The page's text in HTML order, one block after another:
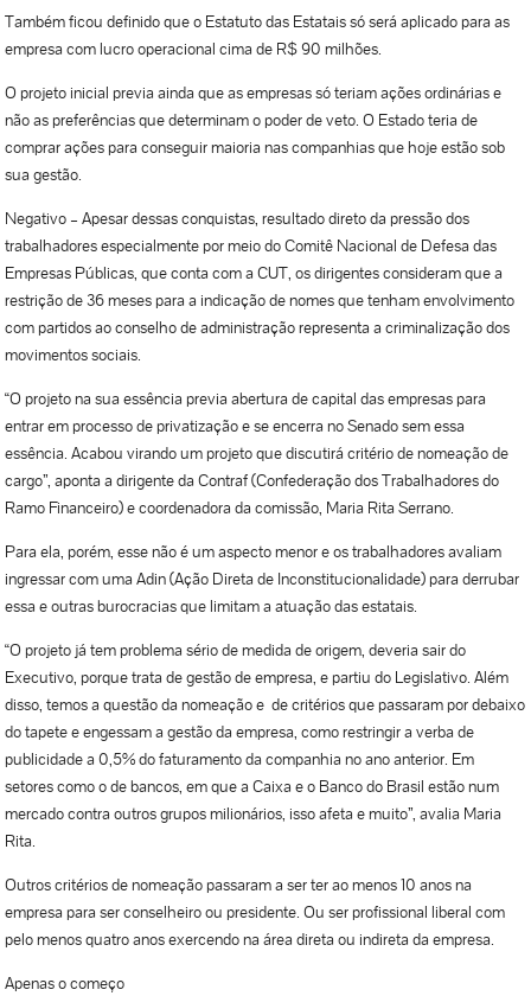
Também ficou definido que o Estatuto das Estatais só será aplicado para as
empresa com lucro operacional cima de R$ 90 milhões.
O projeto inicial previa ainda que as empresas só teriam ações ordinárias e
não as preferências que determinam o poder de veto. O Estado teria de
comprar ações para conseguir maioria nas companhias que hoje estão sob
sua gestão.
Negativo – Apesar dessas conquistas, resultado direto da pressão dos
trabalhadores especialmente por meio do Comitê Nacional de Defesa das
Empresas Públicas, que conta com a CUT, os dirigentes consideram que a
restrição de 36 meses para a indicação de nomes que tenham envolvimento
com partidos ao conselho de administração representa a criminalização dos
movimentos sociais.
“O projeto na sua essência previa abertura de capital das empresas para
entrar em processo de privatização e se encerra no Senado sem essa
essência. Acabou virando um projeto que discutirá critério de nomeação de
cargo”, aponta a dirigente da Contraf (Confederação dos Trabalhadores do
Ramo Financeiro) e coordenadora da comissão, Maria Rita Serrano.
Para ela, porém, esse não é um aspecto menor e os trabalhadores avaliam
ingressar com uma Adin (Ação Direta de Inconstitucionalidade) para derrubar
essa e outras burocracias que limitam a atuação das estatais.
“O projeto já tem problema sério de medida de origem, deveria sair do
Executivo, porque trata de gestão de empresa, e partiu do Legislativo. Além
disso, temos a questão da nomeação e de critérios que passaram por debaixo
do tapete e engessam a gestão da empresa, como restringir a verba de
publicidade a 0,5% do faturamento da companhia no ano anterior. Em
setores como o de bancos, em que a Caixa e o Banco do Brasil estão num
mercado contra outros grupos milionários, isso afeta e muito”, avalia Maria
Rita.
Outros critérios de nomeação passaram a ser ter ao menos 10 anos na
empresa para ser conselheiro ou presidente. Ou ser profissional liberal com
pelo menos quatro anos exercendo na área direta ou indireta da empresa.
Apenas o começo